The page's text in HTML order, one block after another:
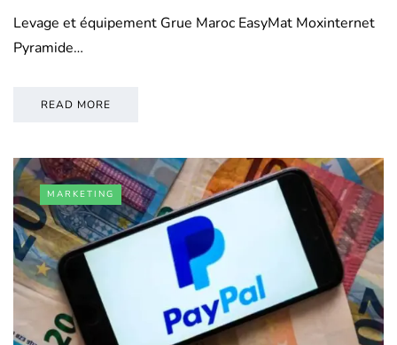
Levage et équipement Grue Maroc EasyMat Moxinternet
Pyramide…
READ MORE
MARKETING